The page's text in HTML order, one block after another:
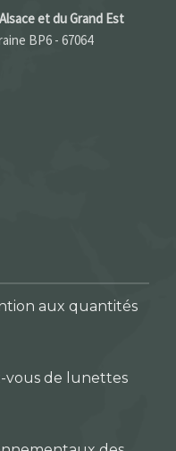
et du Grand Est
BP6 - 67064
aux quantités
vous de lunettes